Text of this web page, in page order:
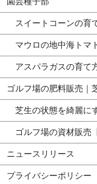
スイートコーンの育
マウロの地中海トマ
アスパラガスの育て
ゴルフ場の肥料販売｜
芝生の状態を綺麗に
ゴルフ場の資材販売
ニュースリリース
プライバシーポリシー